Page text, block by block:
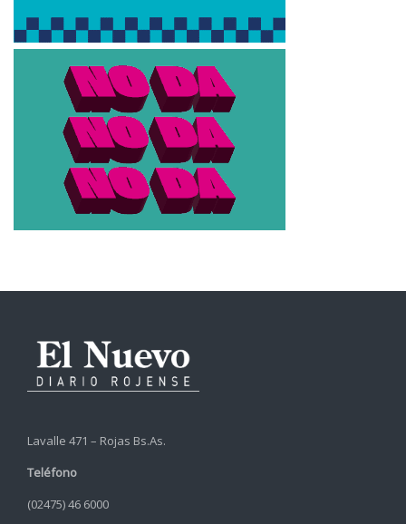
Lavalle 471 – Rojas Bs.As.
Teléfono
(02475) 46 6000